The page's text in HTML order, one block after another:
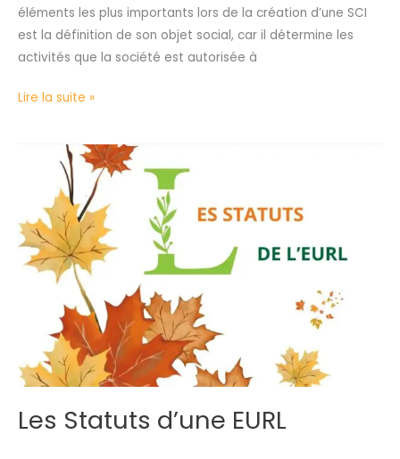
éléments les plus importants lors de la création d’une SCI
est la définition de son objet social, car il détermine les
activités que la société est autorisée à
Lire la suite »
Les Statuts d’une EURL
EURL